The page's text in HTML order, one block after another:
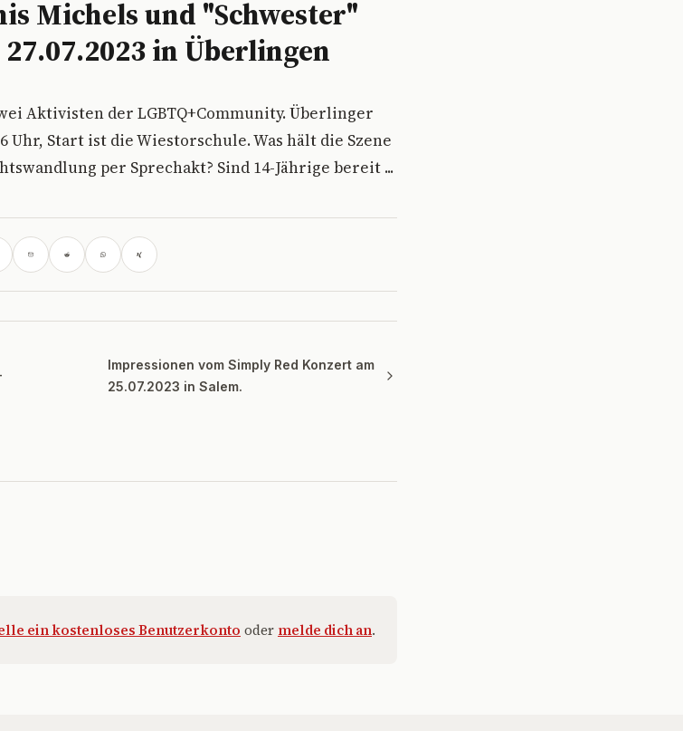
Michels und "Schwester"
in Überlingen
Aktivisten der LGBTQ+Community. Überlinger
Uhr, Start ist die Wiestorschule. Was hält die Szene
per Sprechakt? Sind 14-Jährige bereit ...
Impressionen vom Simply Red Konzert am
25.07.2023 in Salem.
ein kostenloses Benutzerkonto oder melde dich an.